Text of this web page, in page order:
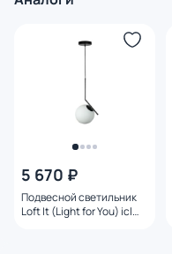
5 670 ₽
Подвесной светильник
Loft It (Light for You) icl